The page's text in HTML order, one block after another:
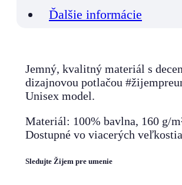
Ďalšie informácie
Jemný, kvalitný materiál s
dizajnovou potlačou
Unisex model.
Materiál: 100% bavlna, 160 g/
Dostupné vo viacerých
Sledujte Žijem pre umenie